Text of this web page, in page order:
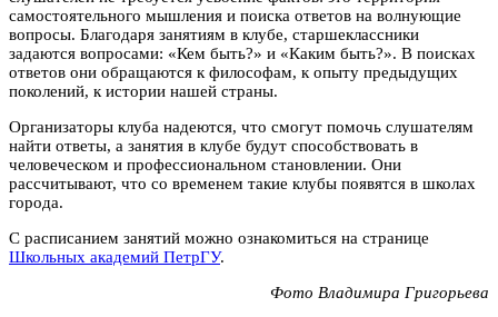
самостоятельного мышления и поиска ответов на волнующие
вопросы. Благодаря занятиям в клубе, старшеклассники
задаются вопросами: «Кем быть?» и «Каким быть?». В поисках
ответов они обращаются к философам, к опыту предыдущих
поколений, к истории нашей страны.
Организаторы клуба надеются, что смогут помочь слушателям
найти ответы, а занятия в клубе будут способствовать в
человеческом и профессиональном становлении. Они
рассчитывают, что со временем такие клубы появятся в школах
города.
С расписанием занятий можно ознакомиться на странице
Школьных академий ПетрГУ.
Фото Владимира Григорьева